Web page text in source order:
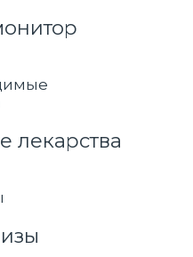
лекарства